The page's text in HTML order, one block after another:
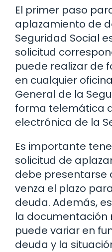
El primer paso
aplazamiento de
Seguridad Social
solicitud
puede realizar de
en cualquier
General de la
forma telemática
electrónica de la
Es importante
solicitud de
debe presentarse
venza el plazo
deuda. Además,
la documentación
puede variar en
deuda y la